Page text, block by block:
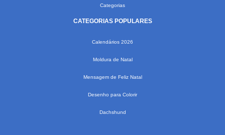
Categorias
CATEGORIAS POPULARES
Calendários 2026
Moldura de Natal
Mensagem de Feliz Natal
Desenho para Colorir
Dachshund